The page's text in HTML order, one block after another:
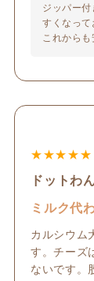
ジッパー
すくなって
これからも
ドットわ
★★★★★
ミルク代
カルシウム
す。チーズ
ないです。